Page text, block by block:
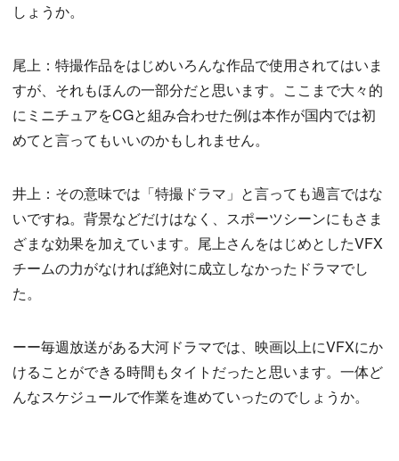
しょうか。
尾上：特撮作品をはじめいろんな作品で使用されてはいま
すが、それもほんの一部分だと思います。ここまで大々的
にミニチュアをCGと組み合わせた例は本作が国内では初
めてと言ってもいいのかもしれません。
井上：その意味では「特撮ドラマ」と言っても過言ではな
いですね。背景などだけはなく、スポーツシーンにもさま
ざまな効果を加えています。尾上さんをはじめとしたVFX
チームの力がなければ絶対に成立しなかったドラマでし
た。
ーー毎週放送がある大河ドラマでは、映画以上にVFXにか
けることができる時間もタイトだったと思います。一体ど
んなスケジュールで作業を進めていったのでしょうか。